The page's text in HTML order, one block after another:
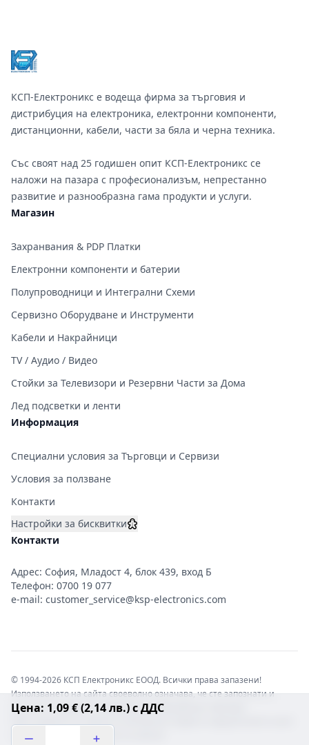
Цена: 1,09 € (2,14 лв.) с ДДС
КСП-Електроникс е водеща фирма за търговия и
дистрибуция на електроника, електронни компоненти,
дистанционни, кабели, части за бяла и черна техника.
Със своят над 25 годишен опит КСП-Електроникс се
наложи на пазара с професионализъм, непрестанно
развитие и разнообразна гама продукти и услуги.
Магазин
Захранвания & PDP Платки
Електронни компоненти и батерии
Полупроводници и Интегрални Схеми
Сервизно Оборудване и Инструменти
Кабели и Накрайници
TV / Аудио / Видео
Стойки за Телевизори и Резервни Части за Дома
Лед подсветки и ленти
Информация
Специални условия за Търговци и Сервизи
Условия за ползване
Контакти
Настройки за бисквитки
Контакти
Адрес: София, Младост 4, блок 439, вход Б
Телефон: 0700 19 077
e-mail: customer_service@ksp-electronics.com
© 1994-2026 КСП Електроникс ЕООД. Всички права запазени!
Използването на сайта своеволно означава, че сте запознати и
съгласни с правната информация обвързваща софтуера.
отговорност с цялата сила на закона!